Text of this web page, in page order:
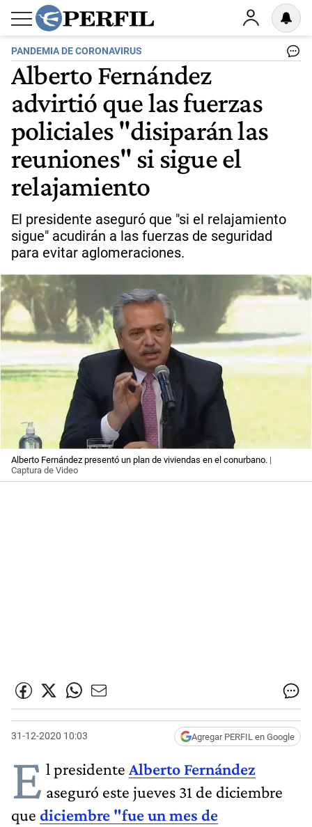
PANDEMIA DE CORONAVIRUS
Alberto Fernández
advirtió que las fuerzas
policiales "disiparán las
reuniones" si sigue el
relajamiento
El presidente aseguró que "si el relajamiento
sigue" acudirán a las fuerzas de seguridad
para evitar aglomeraciones.
Alberto Fernández presentó un plan de viviendas en el conurbano. |
Captura de Video
31-12-2020 10:03 Agregar PERFIL en Google
E l presidente Alberto Fernández
aseguró este jueves 31 de diciembre
que diciembre "fue un mes de